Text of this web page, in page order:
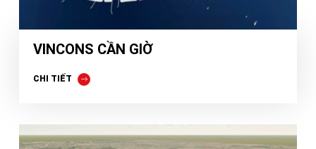
VINCONS CẦN GIỜ
CHI TIẾT